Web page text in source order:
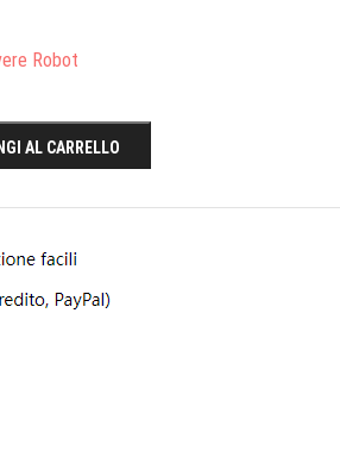
Robot
AL CARRELLO